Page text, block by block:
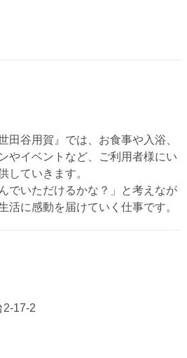
田谷用賀』では、お食事や入浴、
やイベントなど、ご利用者様にい
していきます。
でいただけるかな？」と考えなが
活に感動を届けていく仕事です。
2-17-2